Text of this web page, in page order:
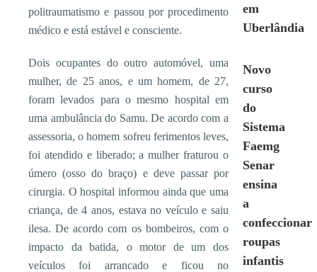
politraumatismo e passou por procedimento
médico e está estável e consciente.
Dois ocupantes do outro automóvel, uma
mulher, de 25 anos, e um homem, de 27,
foram levados para o mesmo hospital em
uma ambulância do Samu. De acordo com a
assessoria, o homem sofreu ferimentos leves,
foi atendido e liberado; a mulher fraturou o
úmero (osso do braço) e deve passar por
cirurgia. O hospital informou ainda que uma
criança, de 4 anos, estava no veículo e saiu
ilesa. De acordo com os bombeiros, com o
impacto da batida, o motor de um dos
veículos foi arrancado e ficou no
em
Uberlândia
Novo
curso
do
Sistema
Faemg
Senar
ensina
a
confeccionar
roupas
infantis